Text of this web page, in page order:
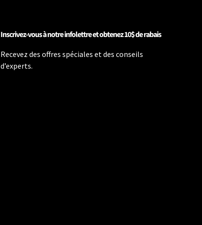
Inscrivez-vous à notre infolettre et obtenez 10$ de rabais
Recevez des offres spéciales et des conseils
d’experts.